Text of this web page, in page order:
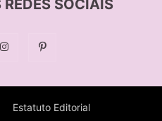
SOCIAIS
Estatuto Editorial